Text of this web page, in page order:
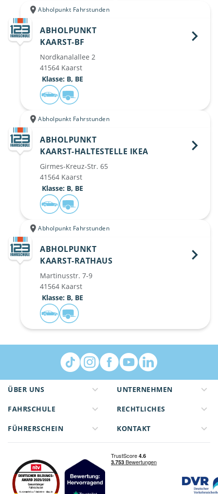
Abholpunkt Fahrstunden
ABHOLPUNKT
KAARST-BF
Nordkanalallee 2
41564 Kaarst
Klasse: B, BE
Abholpunkt Fahrstunden
ABHOLPUNKT
KAARST-HALTESTELLE IKEA
Girmes-Kreuz-Str. 65
41564 Kaarst
Klasse: B, BE
Abholpunkt Fahrstunden
ABHOLPUNKT
KAARST-RATHAUS
Martinusstr. 7-9
41564 Kaarst
Klasse: B, BE
ÜBER UNS
FAHRSCHULE
FÜHRERSCHEIN
UNTERNEHMEN
RECHTLICHES
KONTAKT